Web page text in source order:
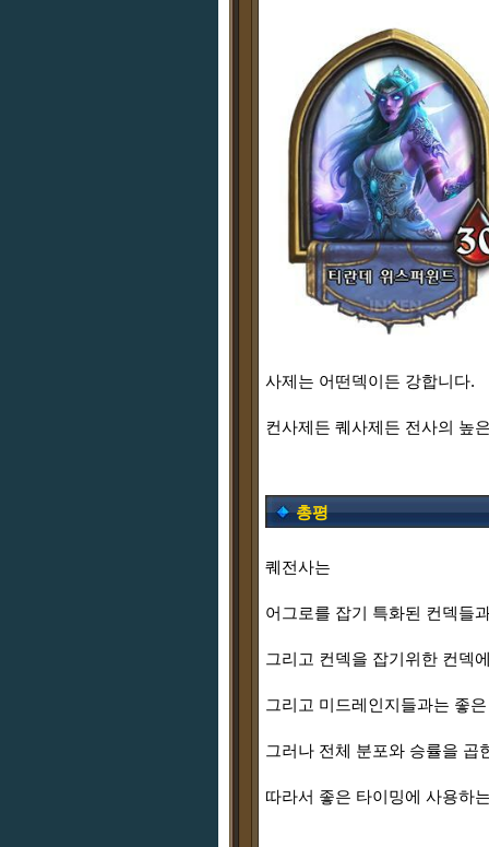
사제는 어떤덱이든 강합니다.
컨사제든 퀘사제든 전사의 높
총평
퀘전사는
어그로를 잡기 특화된 컨덱들
그리고 컨덱을 잡기위한 컨덱
그리고 미드레인지들과는 좋
그러나 전체 분포와 승률을 곱
따라서 좋은 타이밍에 사용하